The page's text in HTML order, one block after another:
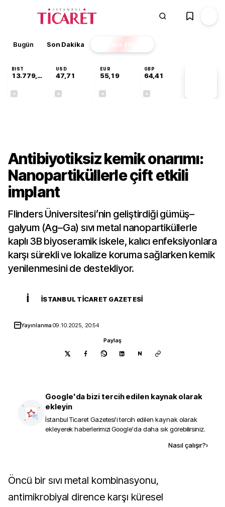
Bugün Son Dakika Finans EKSTRA
BIST
13.779,39
USD
47,71
EUR
55,19
GBP
64,41
Antibiyotiksiz kemik onarımı:
Nanopartiküllerle çift etkili
implant
Flinders Üniversitesi’nin geliştirdiği gümüş–
galyum (Ag–Ga) sıvı metal nanopartiküllerle
kaplı 3B biyoseramik iskele, kalıcı enfeksiyonlara
karşı sürekli ve lokalize koruma sağlarken kemik
yenilenmesini de destekliyor.
İ İSTANBUL TICARET GAZETESI
Yayınlanma09.10.2025, 20:54
Paylaş
N
Google'da bizi tercih edilen kaynak olarak
ekleyin
İstanbul Ticaret Gazetesi'i tercih edilen kaynak olarak
ekleyerek haberlerimizi Google'da daha sık görebilirsiniz.
Nasıl çalışır?›
Öncü bir sıvı metal kombinasyonu,
antimikrobiyal dirence karşı küresel